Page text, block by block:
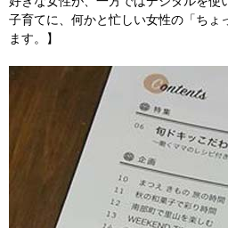
子育てに、何かと忙しい女性の「ちょ
ます。】